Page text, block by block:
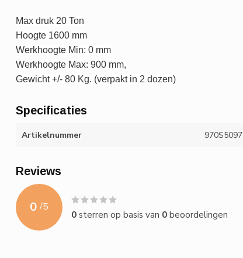
Max druk 20 Ton
Hoogte 1600 mm
Werkhoogte Min: 0 mm
Werkhoogte Max: 900 mm,
Gewicht +/- 80 Kg. (verpakt in 2 dozen)
Specificaties
Artikelnummer 970S5097
Reviews
0 /5
0sterren op basis van 0beoordelingen